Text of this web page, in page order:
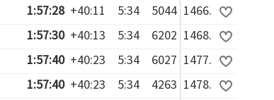
1:57:28 +40:11 5:34 5044 1466.
1:57:30 +40:13 5:34 6202 1468.
1:57:40 +40:23 5:34 6027 1477.
1:57:40 +40:23 5:34 4263 1478.